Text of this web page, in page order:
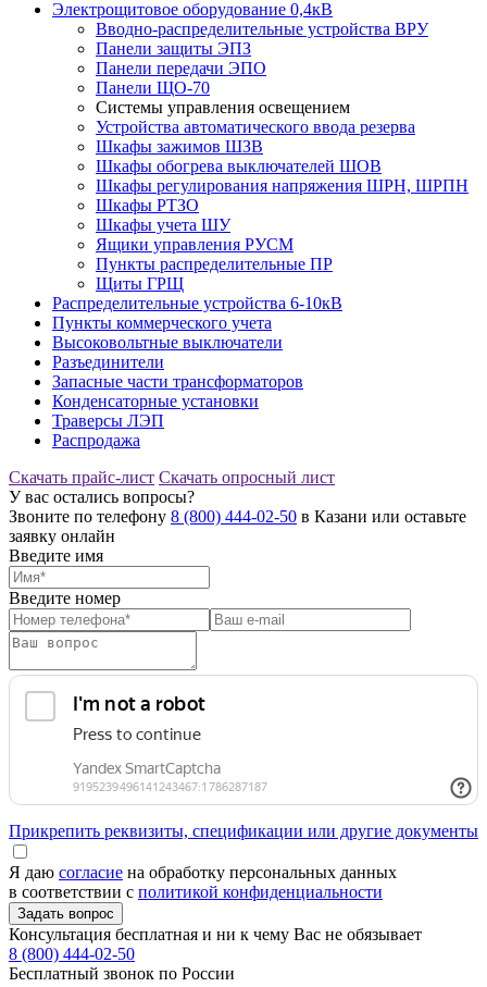
Электрощитовое оборудование 0,4кВ
Вводно-распределительные устройства ВРУ
Панели защиты ЭПЗ
Панели передачи ЭПО
Панели ЩО-70
Системы управления освещением
Устройства автоматического ввода резерва
Шкафы зажимов ШЗВ
Шкафы обогрева выключателей ШОВ
Шкафы регулирования напряжения ШРН, ШРПН
Шкафы РТЗО
Шкафы учета ШУ
Ящики управления РУСМ
Пункты распределительные ПР
Щиты ГРЩ
Распределительные устройства 6-10кВ
Пункты коммерческого учета
Высоковольтные выключатели
Разъединители
Запасные части трансформаторов
Конденсаторные установки
Траверсы ЛЭП
Распродажа
Скачать прайс-лист Скачать опросный лист
У вас остались вопросы?
Звоните по телефону 8 (800) 444-02-50 в Казани или оставьте
заявку онлайн
Введите имя
Введите номер
Прикрепить реквизиты, спецификации или другие документы
Я даю согласие на обработку персональных данных
в соответствии с политикой конфиденциальности
Консультация бесплатная и ни к чему Вас не обязывает
8 (800) 444-02-50
Бесплатный звонок по России